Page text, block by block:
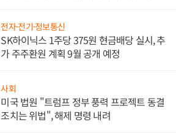
전자·전기·정보통신
SK하이닉스 1주당 375원 현금배당 실시, 추
가 주주환원 계획 9월 공개 예정
사회
미국 법원 "트럼프 정부 풍력 프로젝트 동결
조치는 위법", 해제 명령 내려